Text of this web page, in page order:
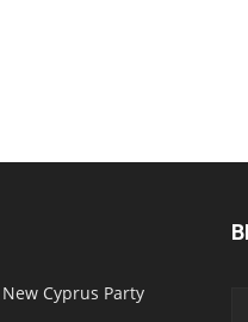
Cyprus Party